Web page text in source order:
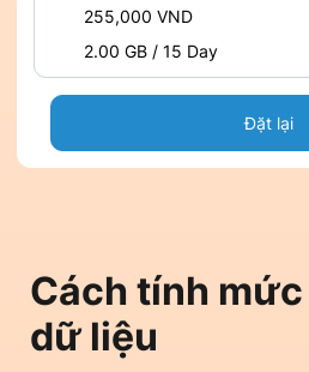
255,000 VND
2.00 GB / 15 Day
Đặt lại
Cách tính
dữ liệu